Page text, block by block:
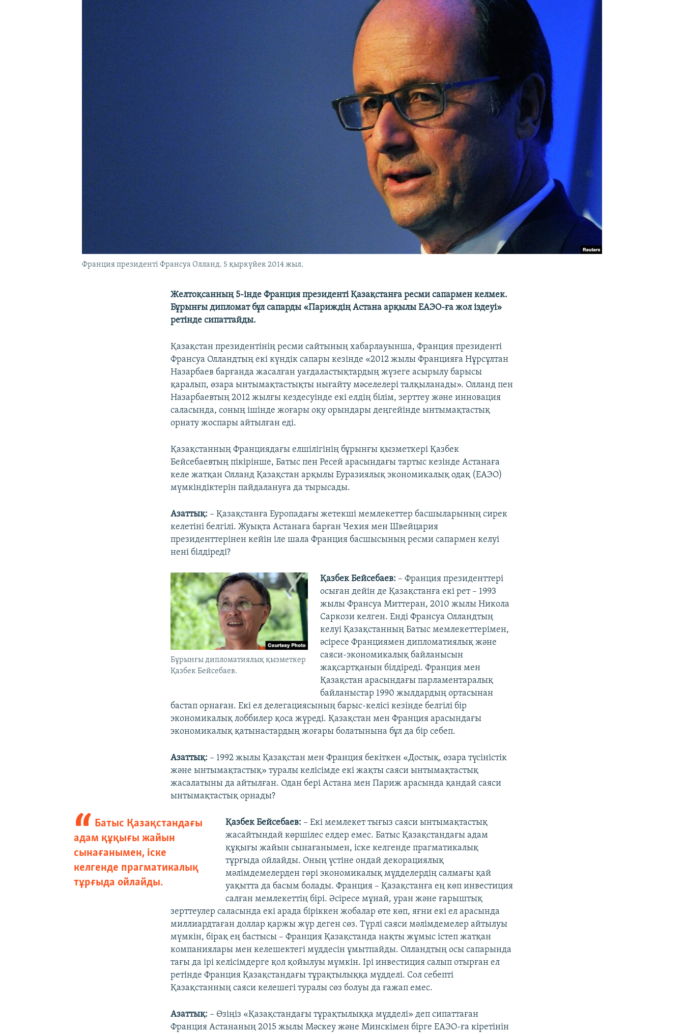
Франция президенті Франсуа Олланд. 5 қыркүйек 2014 жыл.
Желтоқсанның 5-інде Франция президенті Қазақстанға ресми сапармен келмек.
Бұрынғы дипломат бұл сапарды «Париждің Астана арқылы ЕАЭО-ға жол іздеуі»
ретінде сипаттайды.
Қазақстан президентінің ресми сайтының хабарлауынша, Франция президенті
Франсуа Олландтың екі күндік сапары кезінде «2012 жылы Францияға Нұрсұлтан
Назарбаев барғанда жасалған уағдаластықтардың жүзеге асырылу барысы
қаралып, өзара ынтымақтастықты нығайту мәселелері талқыланады». Олланд пен
Назарбаевтың 2012 жылғы кездесуінде екі елдің білім, зерттеу және инновация
саласында, соның ішінде жоғары оқу орындары деңгейінде ынтымақтастық
орнату жоспары айтылған еді.
Қазақстанның Франциядағы елшілігінің бұрынғы қызметкері Қазбек
Бейсебаевтың пікірінше, Батыс пен Ресей арасындағы тартыс кезінде Астанаға
келе жатқан Олланд Қазақстан арқылы Еуразиялық экономикалық одақ (ЕАЭО)
мүмкіндіктерін пайдалануға да тырысады.
Азаттық: – Қазақстанға Еуропадағы жетекші мемлекеттер басшыларының сирек
келетіні белгілі. Жуықта Астанаға барған Чехия мен Швейцария
президенттерінен кейін іле шала Франция басшысының ресми сапармен келуі
нені білдіреді?
Бұрынғы дипломатиялық қызметкер
Қазбек Бейсебаев.
Қазбек Бейсебаев: – Франция президенттері
осыған дейін де Қазақстанға екі рет – 1993
жылы Франсуа Миттеран, 2010 жылы Никола
Саркози келген. Енді Франсуа Олландтың
келуі Қазақстанның Батыс мемлекеттерімен,
әсіресе Франциямен дипломатиялық және
саяси-экономикалық байланысын
жақсартқанын білдіреді. Франция мен
Қазақстан арасындағы парламентаралық
байланыстар 1990 жылдардың ортасынан
бастап орнаған. Екі ел делегациясының барыс-келісі кезінде белгілі бір
экономикалық лоббилер қоса жүреді. Қазақстан мен Франция арасындағы
экономикалық қатынастардың жоғары болатынына бұл да бір себеп.
Азаттық: – 1992 жылы Қазақстан мен Франция бекіткен «Достық, өзара түсіністік
және ынтымақтастық» туралы келісімде екі жақты саяси ынтымақтастық
жасалатыны да айтылған. Одан бері Астана мен Париж арасында қандай саяси
ынтымақтастық орнады?
Батыс Қазақстандағы
адам құқығы жайын
сынағанымен, іске
келгенде прагматикалық
тұрғыда ойлайды.
Қазбек Бейсебаев: – Екі мемлекет тығыз саяси ынтымақтастық
жасайтындай көршілес елдер емес. Батыс Қазақстандағы адам
құқығы жайын сынағанымен, іске келгенде прагматикалық
тұрғыда ойлайды. Оның үстіне ондай декорациялық
мәлімдемелерден гөрі экономикалық мүдделердің салмағы қай
уақытта да басым болады. Франция – Қазақстанға ең көп инвестиция
салған мемлекеттің бірі. Әсіресе мұнай, уран және ғарыштық
зерттеулер саласында екі арада біріккен жобалар өте көп, яғни екі ел арасында
миллиардтаған доллар қаржы жүр деген сөз. Түрлі саяси мәлімдемелер айтылуы
мүмкін, бірақ ең бастысы – Франция Қазақстанда нақты жұмыс істеп жатқан
компаниялары мен келешектегі мүддесін ұмытпайды. Олландтың осы сапарында
тағы да ірі келісімдерге қол қойылуы мүмкін. Ірі инвестиция салып отырған ел
ретінде Франция Қазақстандағы тұрақтылыққа мүдделі. Сол себепті
Қазақстанның саяси келешегі туралы сөз болуы да ғажап емес.
Азаттық: – Өзіңіз «Қазақстандағы тұрақтылыққа мүдделі» деп сипаттаған
Франция Астананың 2015 жылы Мәскеу және Минскімен бірге ЕАЭО-ға кіретінін